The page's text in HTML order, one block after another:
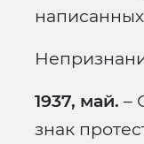
1937, май. –
знак